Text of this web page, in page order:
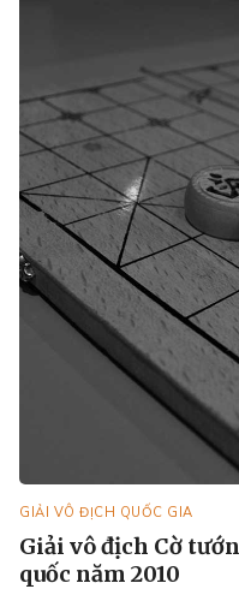
GIẢI VÔ ĐỊCH QUỐC GIA
Giải vô địch Cờ
quốc năm 2010